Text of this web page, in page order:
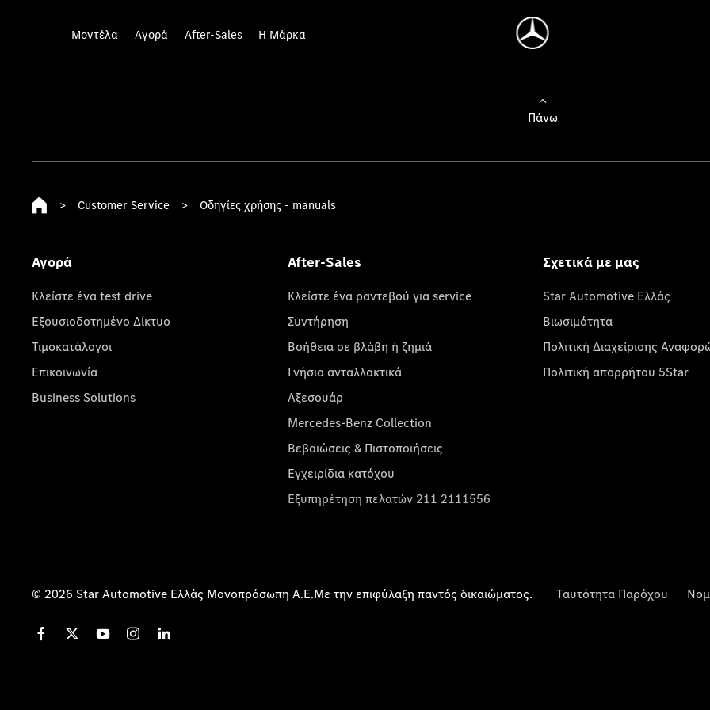
Μοντέλα Αγορά After-Sales Η Μάρκα
Πάνω
> Customer Service > Οδηγίες χρήσης - manuals
Αγορά
Κλείστε ένα test drive
Εξουσιοδοτημένο Δίκτυο
Τιμοκατάλογοι
Επικοινωνία
Business Solutions
After-Sales
Κλείστε ένα ραντεβού για service
Συντήρηση
Βοήθεια σε βλάβη ή ζημιά
Γνήσια ανταλλακτικά
Αξεσουάρ
Mercedes-Benz Collection
Βεβαιώσεις & Πιστοποιήσεις
Εγχειρίδια κατόχου
Εξυπηρέτηση πελατών 211 2111556
Σχετικά με μας
Star Automotive Ελλάς
Βιωσιμότητα
Πολιτική Διαχείρισης
Πολιτική απορρήτου 5Star
© 2026 Star Automotive Ελλάς Μονοπρόσωπη Α.Ε.Με την επιφύλαξη παντός δικαιώματος. Ταυτότητα Παρόχου